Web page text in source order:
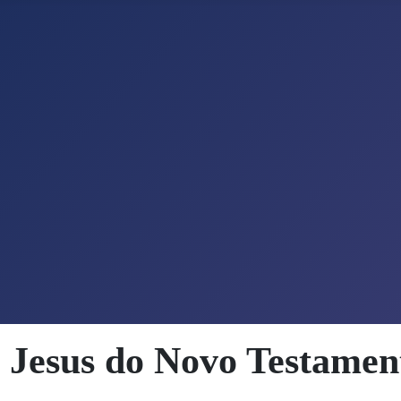
do Novo